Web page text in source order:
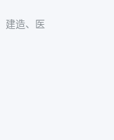
建造、医